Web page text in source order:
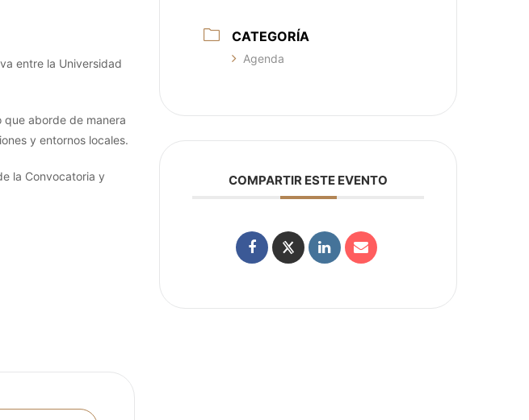
entre la Universidad
que aborde de manera
y entornos locales.
la Convocatoria y
CATEGORÍA
Agenda
COMPARTIR ESTE EVENTO